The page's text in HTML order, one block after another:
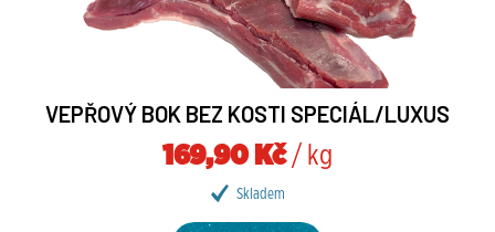
VEPŘOVÝ BOK BEZ KOSTI SPECIÁL/LUXUS
169,90 Kč/ kg
Skladem